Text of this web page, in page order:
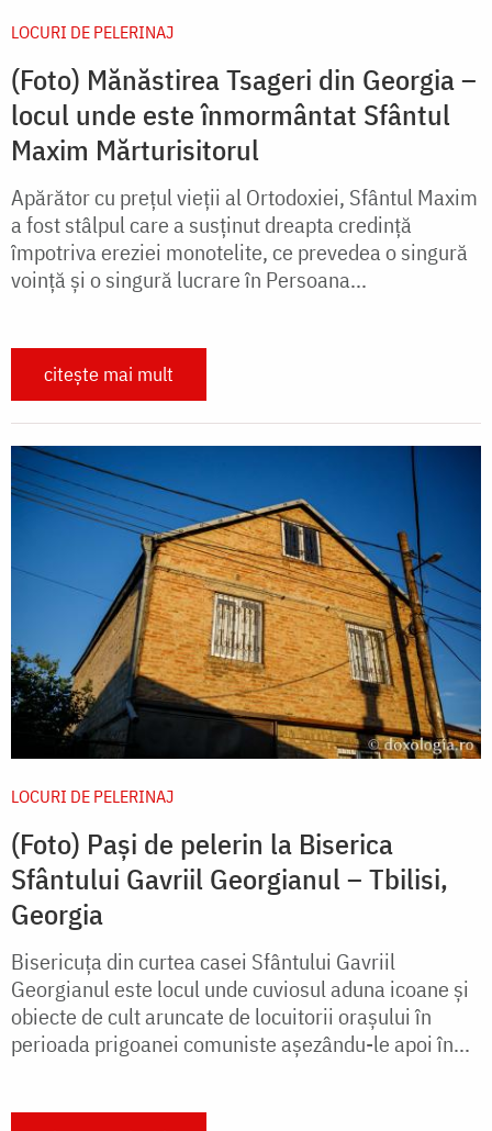
LOCURI DE PELERINAJ
(Foto) Mănăstirea Tsageri din Georgia –
locul unde este înmormântat Sfântul
Maxim Mărturisitorul
Apărător cu preţul vieţii al Ortodoxiei, Sfântul Maxim
a fost stâlpul care a susţinut dreapta credinţă
împotriva ereziei monotelite, ce prevedea o singură
voinţă şi o singură lucrare în Persoana...
citește mai mult
LOCURI DE PELERINAJ
(Foto) Pași de pelerin la Biserica
Sfântului Gavriil Georgianul – Tbilisi,
Georgia
Bisericuța din curtea casei Sfântului Gavriil
Georgianul este locul unde cuviosul aduna icoane și
obiecte de cult aruncate de locuitorii orașului în
perioada prigoanei comuniste așezându-le apoi în...